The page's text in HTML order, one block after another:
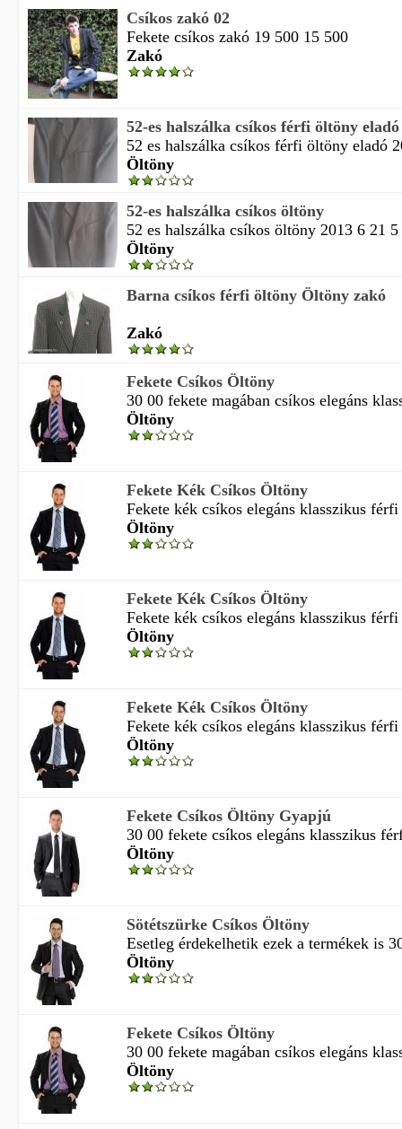
Csíkos zakó 02
Fekete csíkos zakó 19 500 15 500
Zakó
52-es halszálka csíkos férfi öltöny eladó
52 es halszálka csíkos férfi öltöny eladó
Öltöny
52-es halszálka csíkos öltöny
52 es halszálka csíkos öltöny 2013 6 21
Öltöny
Barna csíkos férfi öltöny Öltöny zakó
Zakó
Fekete Csíkos Öltöny
30 00 fekete magában csíkos elegáns
Öltöny
Fekete Kék Csíkos Öltöny
Fekete kék csíkos elegáns klasszikus
Öltöny
Fekete Kék Csíkos Öltöny
Fekete kék csíkos elegáns klasszikus
Öltöny
Fekete Kék Csíkos Öltöny
Fekete kék csíkos elegáns klasszikus
Öltöny
Fekete Csíkos Öltöny Gyapjú
30 00 fekete csíkos elegáns klasszikus
Öltöny
Sötétszürke Csíkos Öltöny
Esetleg érdekelhetik ezek a termékek is
Öltöny
Fekete Csíkos Öltöny
30 00 fekete magában csíkos elegáns
Öltöny